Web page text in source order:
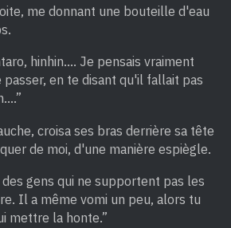
me donnant une bouteille d'eau
hinhin…. Je pensais vraiment
passer, en te disant qu'il fallait pas
croisa ses bras derrière sa tête
de moi, d'une manière espiègle.
gens qui ne supportent pas les
Il a même vomi un peu, alors tu
mettre la honte.”